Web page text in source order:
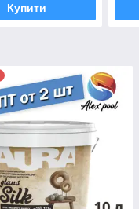
Купити